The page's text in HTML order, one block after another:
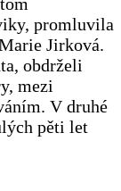
promluvila
Jirková.
obdrželi
mezi
V druhé
pěti let